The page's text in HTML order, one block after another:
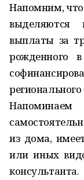
Напомним, что
выделяются
выплаты за
рожденного
из дома,
или иных
консультанта.